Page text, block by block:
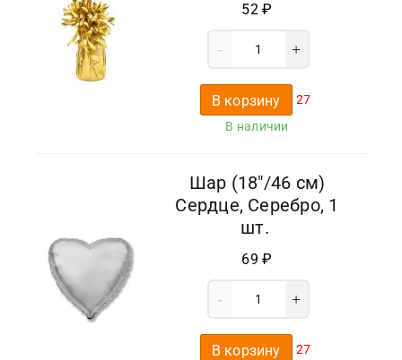
52 ₽
В корзину
27
В наличии
Шар (18″/46 см)
Сердце, Серебро, 1
шт.
69 ₽
В корзину
27